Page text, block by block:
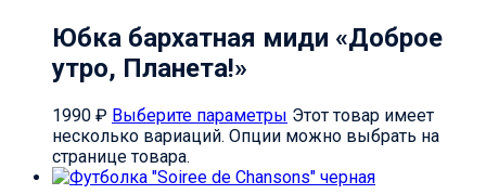
Юбка бархатная миди «Доброе
утро, Планета!»
1990 ₽ Выберите параметры Этот товар имеет
несколько вариаций. Опции можно выбрать на
странице товара.